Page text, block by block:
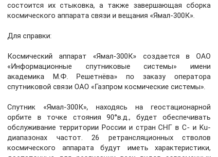
состоится их стыковка, а также завершающая сборка
космического аппарата связи и вещания «Ямал-300К».
Для справки:
Космический аппарат «Ямал-300К» создается в ОАО
«Информационные спутниковые системы» имени
академика М.Ф. Решетнёва» по заказу оператора
спутниковой связи ОАО «Газпром космические системы».
Спутник «Ямал-300К», находясь на геостационарной
орбите в точке стояния 90°в.д., будет обеспечивать
обслуживание территории России и стран СНГ в С- и Ku-
диапазонах частот. 26 ретрансляционных стволов
космического аппарата будут иметь характеристики,